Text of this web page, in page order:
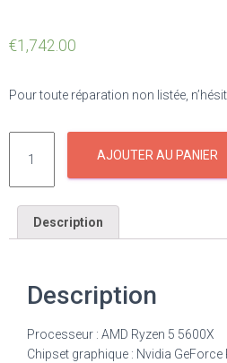
€1,742.00
Pour toute réparation non listée,
AJOUTER AU PANIER
Description
Description
Processeur : AMD Ryzen 5 5600X
Chipset graphique : Nvidia GeForce